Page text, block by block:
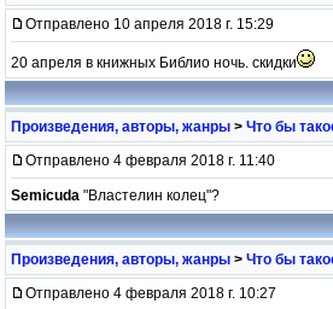
Отправлено 10 апреля 2018 г. 15:29
20 апреля в книжных Библио ночь. скидки
Произведения, авторы, жанры > Что бы
Отправлено 4 февраля 2018 г. 11:40
Semicuda "Властелин колец"?
Произведения, авторы, жанры > Что бы
Отправлено 4 февраля 2018 г. 10:27